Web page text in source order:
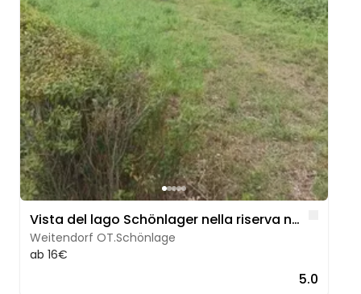
Vista del lago Schönlager nella riserva naturale
Weitendorf OT.Schönlage
ab 16€
5.0